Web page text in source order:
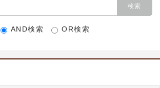
AND検索 OR検索